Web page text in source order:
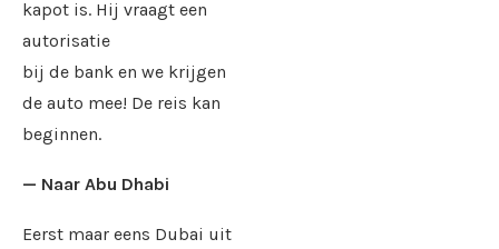
kapot is. Hij vraagt een
autorisatie
bij de bank en we krijgen
de auto mee! De reis kan
beginnen.
— Naar Abu Dhabi
Eerst maar eens Dubai uit